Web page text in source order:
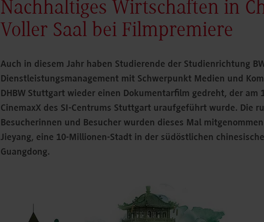
Nachhaltiges Wirtschaften in
Voller Saal bei Filmpremiere
Auch in diesem Jahr haben Studierende der Studienrichtung
Dienstleistungsmanagement mit Schwerpunkt Medien und
DHBW Stuttgart wieder einen Dokumentarfilm gedreht, der am
CinemaxX des SI-Centrums Stuttgart uraufgeführt wurde. Die
Besucherinnen und Besucher wurden dieses Mal
Jieyang, eine 10-Millionen-Stadt in der südöstlichen
Guangdong.